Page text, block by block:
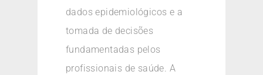
dados epidemiológicos e a
tomada de decisões
fundamentadas pelos
profissionais de saúde. A